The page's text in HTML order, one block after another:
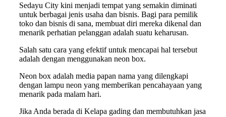
Sedayu City kini menjadi tempat yang semakin diminati
untuk berbagai jenis usaha dan bisnis. Bagi para pemilik
toko dan bisnis di sana, membuat diri mereka dikenal dan
menarik perhatian pelanggan adalah suatu keharusan.
Salah satu cara yang efektif untuk mencapai hal tersebut
adalah dengan menggunakan neon box.
Neon box adalah media papan nama yang dilengkapi
dengan lampu neon yang memberikan pencahayaan yang
menarik pada malam hari.
Jika Anda berada di Kelapa gading dan membutuhkan jasa